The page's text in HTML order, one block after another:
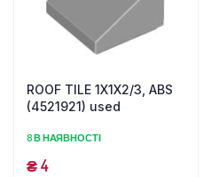
ROOF TILE 1X1X2/3, ABS
(4521921) used
8 В НАЯВНОСТІ
₴4